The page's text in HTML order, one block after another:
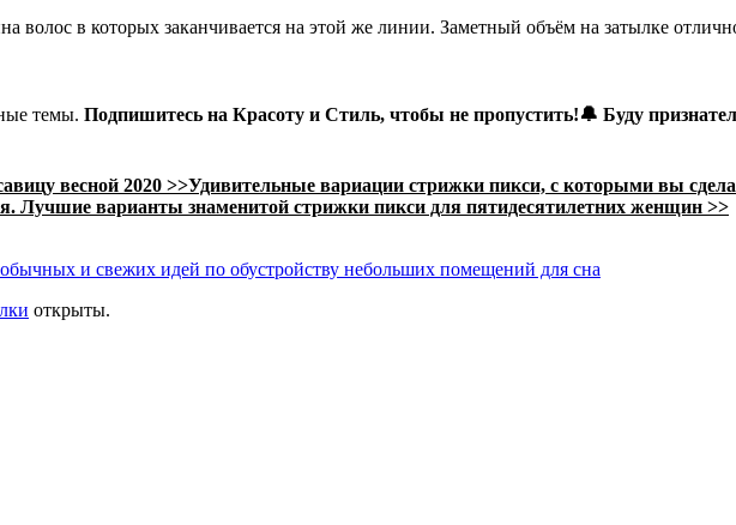
в которых заканчивается на этой же линии. Заметный объём на затылке
темы. Подпишитесь на Красоту и Стиль, чтобы не пропустить!🔔 Буду
весной 2020 >>Удивительные вариации стрижки пикси, с которыми вы
Лучшие варианты знаменитой стрижки пикси для пятидесятилетних женщин >>
и свежих идей по обустройству небольших помещений для сна
открыты.